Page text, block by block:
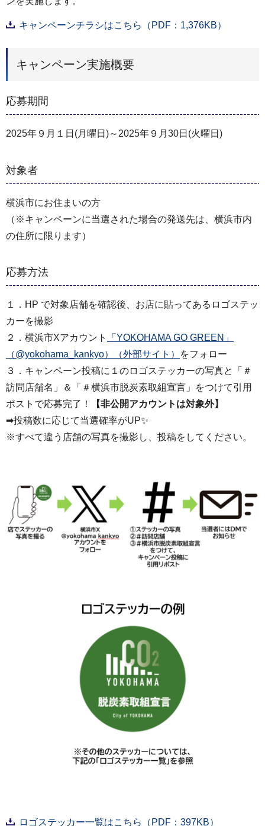
キャンペーンチラシはこちら（PDF：1,376KB）
キャンペーン実施概要
応募期間
2025年９月１日(月曜日)～2025年９月30日(火曜日)
対象者
横浜市にお住まいの方
（※キャンペーンに当選された場合の発送先は、横浜市内
の住所に限ります）
応募方法
１．HP で対象店舗を確認後、お店に貼ってあるロゴステッ
カーを撮影
２．横浜市Xアカウント
「YOKOHAMA GO GREEN」
（@yokohama_kankyo）（外部サイト）
をフォロー
３．キャンペーン投稿に１のロゴステッカーの写真と「＃
訪問店舗名」＆「＃横浜市脱炭素取組宣言」をつけて引用
ポストで応募完了！
【非公開アカウントは対象外】
➡投稿数に応じて当選確率がUP✨
※すべて違う店舗の写真を撮影し、投稿をしてください。
ロゴステッカー一覧はこちら（PDF：397KB）